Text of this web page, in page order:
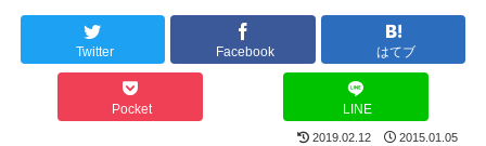
Twitter Facebook はてブ
Pocket LINE
2019.02.12 2015.01.05